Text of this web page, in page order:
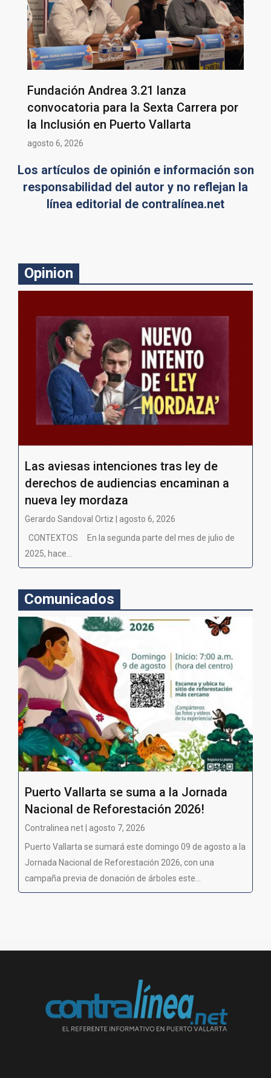
Fundación Andrea 3.21 lanza
convocatoria para la Sexta Carrera por
la Inclusión en Puerto Vallarta
agosto 6, 2026
Los artículos de opinión e información son
responsabilidad del autor y no reflejan la
línea editorial de contralínea.net
Opinion
Las aviesas intenciones tras ley de
derechos de audiencias encaminan a
nueva ley mordaza
Gerardo Sandoval Ortiz | agosto 6, 2026
CONTEXTOS En la segunda parte del mes de julio de
2025, hace...
Comunicados
Puerto Vallarta se suma a la Jornada
Nacional de Reforestación 2026!
Contralinea net | agosto 7, 2026
Puerto Vallarta se sumará este domingo 09 de agosto a la
Jornada Nacional de Reforestación 2026, con una
campaña previa de donación de árboles este...